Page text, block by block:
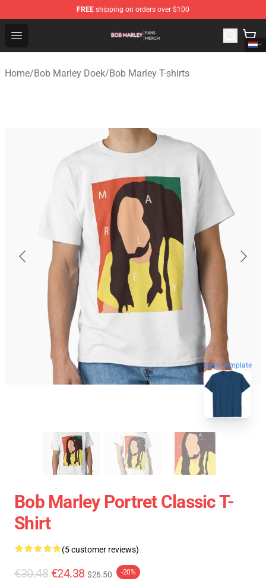
FREE shipping on orders over $100
Open menu
Bob Marley Shop - Official Bob Marley Merchandise
Home/Bob Marley Doek/Bob Marley T-shirts
blank template
Bob Marley Portret Classic T-
Shirt
(5 customer reviews)
€30.48 €24.38 $26.50 -20%